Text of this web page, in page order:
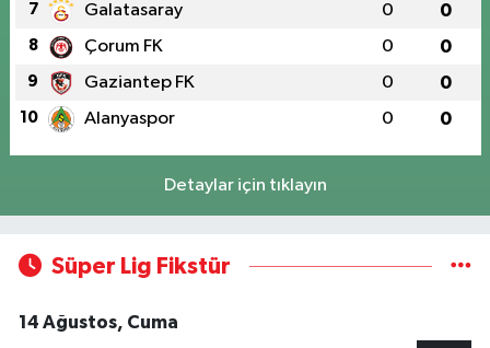
7 Galatasaray 0 0
8 Çorum FK 0 0
9 Gaziantep FK 0 0
10 Alanyaspor 0 0
Detaylar için tıklayın
Süper Lig Fikstür
14 Ağustos, Cuma